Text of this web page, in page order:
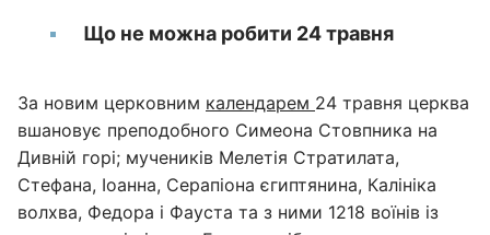
Що не можна робити 24 травня
За новим церковним календарем 24 травня церква
вшановує преподобного Симеона Стовпника на
Дивній горі; мучеників Мелетія Стратилата,
Стефана, Іоанна, Серапіона єгиптянина, Калініка
волхва, Федора і Фауста та з ними 1218 воїнів із